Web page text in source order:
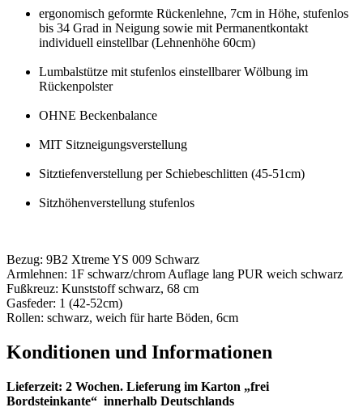
ergonomisch geformte Rückenlehne, 7cm in Höhe, stufenlos
bis 34 Grad in Neigung sowie mit Permanentkontakt
individuell einstellbar (Lehnenhöhe 60cm)
Lumbalstütze mit stufenlos einstellbarer Wölbung im
Rückenpolster
OHNE Beckenbalance
MIT Sitzneigungsverstellung
Sitztiefenverstellung per Schiebeschlitten (45-51cm)
Sitzhöhenverstellung stufenlos
Bezug: 9B2 Xtreme YS 009 Schwarz
Armlehnen: 1F schwarz/chrom Auflage lang PUR weich schwarz
Fußkreuz: Kunststoff schwarz, 68 cm
Gasfeder: 1 (42-52cm)
Rollen: schwarz, weich für harte Böden, 6cm
Konditionen und Informationen
Lieferzeit: 2 Wochen. Lieferung im Karton „frei
Bordsteinkante“ innerhalb Deutschlands